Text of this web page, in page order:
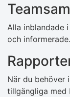
Alla inblandade
och informerade.
När du behöver
tillgängliga med